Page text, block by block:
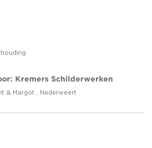
Kremers Schilderwerken
& Margot , Nederweert